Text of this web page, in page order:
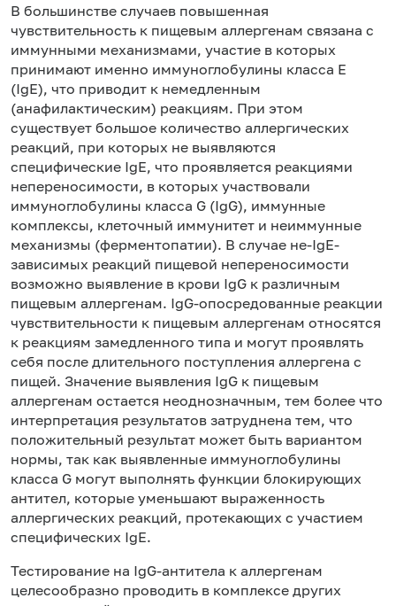
В большинстве случаев повышенная
чувствительность к пищевым аллергенам связана с
иммунными механизмами, участие в которых
принимают именно иммуноглобулины класса Е
(IgE), что приводит к немедленным
(анафилактическим) реакциям. При этом
существует большое количество аллергических
реакций, при которых не выявляются
специфические IgE, что проявляется реакциями
непереносимости, в которых участвовали
иммуноглобулины класса G (IgG), иммунные
комплексы, клеточный иммунитет и неиммунные
механизмы (ферментопатии). В случае не-IgE-
зависимых реакций пищевой непереносимости
возможно выявление в крови IgG к различным
пищевым аллергенам. IgG-опосредованные реакции
чувствительности к пищевым аллергенам относятся
к реакциям замедленного типа и могут проявлять
себя после длительного поступления аллергена с
пищей. Значение выявления IgG к пищевым
аллергенам остается неоднозначным, тем более что
интерпретация результатов затруднена тем, что
положительный результат может быть вариантом
нормы, так как выявленные иммуноглобулины
класса G могут выполнять функции блокирующих
антител, которые уменьшают выраженность
аллергических реакций, протекающих с участием
специфических IgE.
Тестирование на IgG-антитела к аллергенам
целесообразно проводить в комплексе других